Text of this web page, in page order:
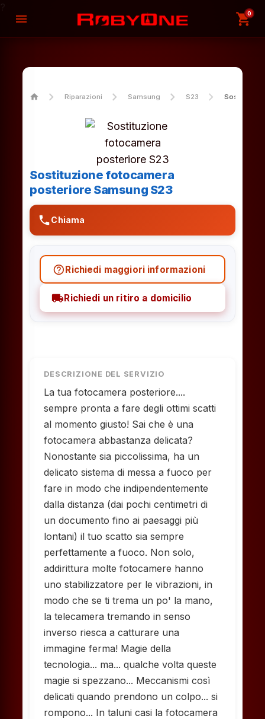
menu shopping_cart
0
home Riparazioni Samsung S23
Sostituzione fotocamera
posteriore Samsung S23
phoneChiama
help_outlineRichiedi maggiori informazioni
local_shippingRichiedi un ritiro a domicilio
DESCRIZIONE DEL SERVIZIO
La tua fotocamera posteriore....
sempre pronta a fare degli ottimi scatti
al momento giusto! Sai che è una
fotocamera abbastanza delicata?
Nonostante sia piccolissima, ha un
delicato sistema di messa a fuoco per
fare in modo che indipendentemente
dalla distanza (dai pochi centimetri di
un documento fino ai paesaggi più
lontani) il tuo scatto sia sempre
perfettamente a fuoco. Non solo,
addirittura molte fotocamere hanno
uno stabilizzatore per le vibrazioni, in
modo che se ti trema un po' la mano,
la telecamera tremando in senso
inverso riesca a catturare una
immagine ferma! Magie della
tecnologia... ma... qualche volta queste
magie si spezzano... Meccanismi così
delicati quando prendono un colpo... si
rompono... In taluni casi la fotocamera